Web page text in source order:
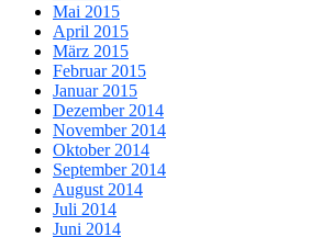
Mai 2015
April 2015
März 2015
Februar 2015
Januar 2015
Dezember 2014
November 2014
Oktober 2014
September 2014
August 2014
Juli 2014
Juni 2014